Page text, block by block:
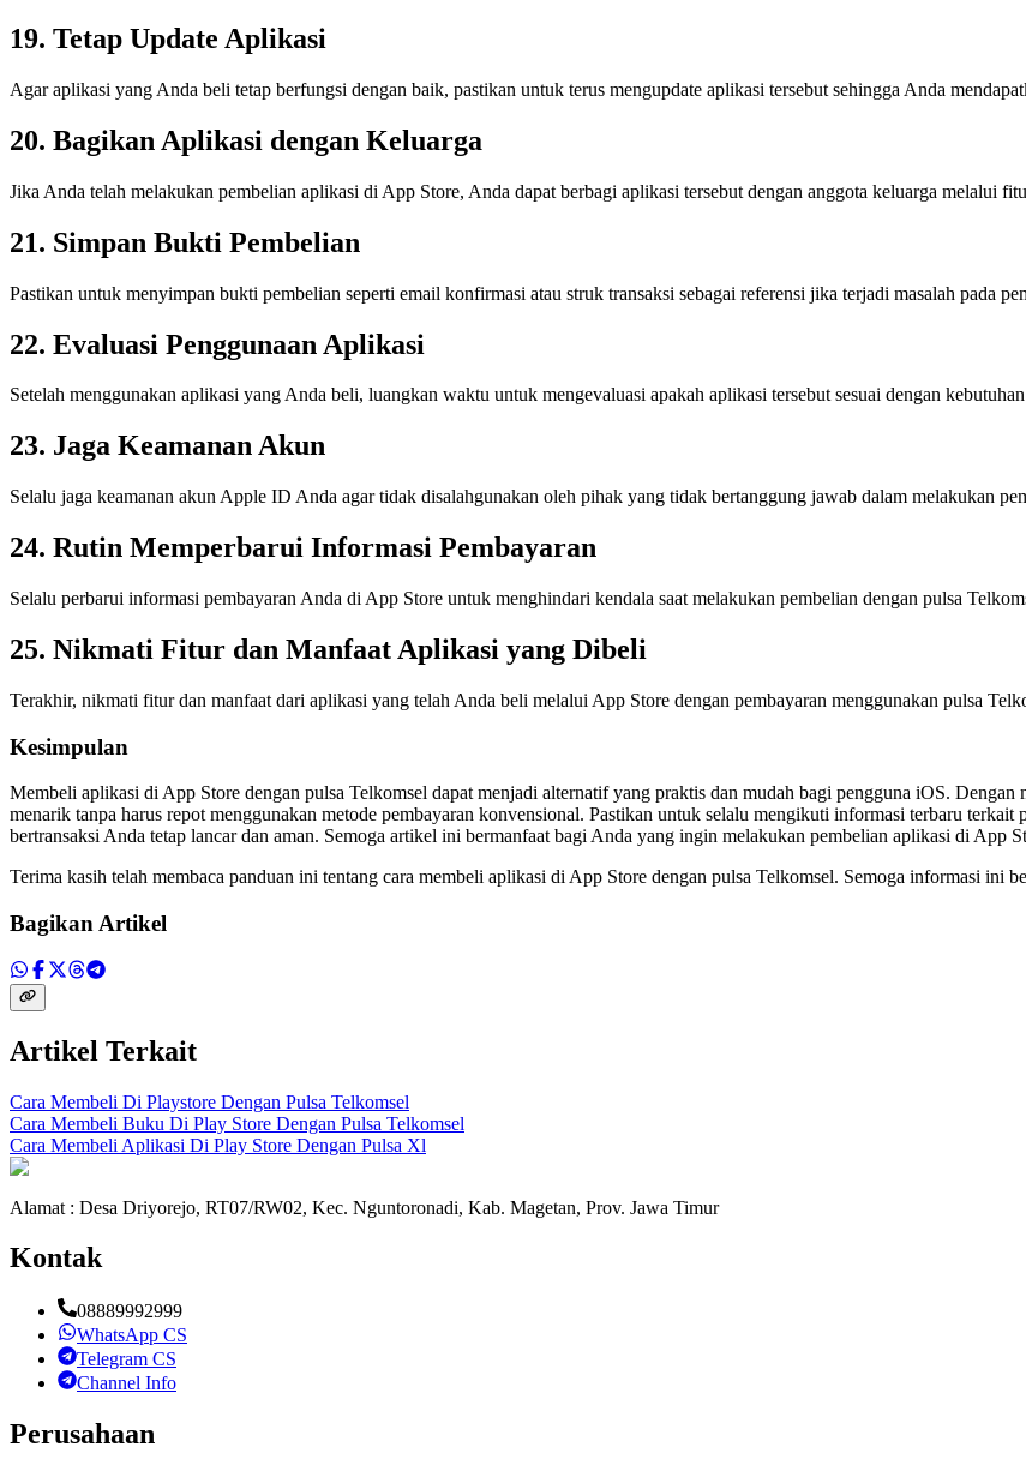
19. Tetap Update Aplikasi
Agar aplikasi yang Anda beli tetap berfungsi dengan baik, pastikan untuk terus mengupdate aplikasi tersebut sehingga Anda
20. Bagikan Aplikasi dengan Keluarga
Jika Anda telah melakukan pembelian aplikasi di App Store, Anda dapat berbagi aplikasi tersebut dengan anggota keluarga melalui
21. Simpan Bukti Pembelian
Pastikan untuk menyimpan bukti pembelian seperti email konfirmasi atau struk transaksi sebagai referensi jika terjadi masalah pada
22. Evaluasi Penggunaan Aplikasi
Setelah menggunakan aplikasi yang Anda beli, luangkan waktu untuk mengevaluasi apakah aplikasi tersebut sesuai dengan
23. Jaga Keamanan Akun
Selalu jaga keamanan akun Apple ID Anda agar tidak disalahgunakan oleh pihak yang tidak bertanggung jawab dalam melakukan
24. Rutin Memperbarui Informasi Pembayaran
Selalu perbarui informasi pembayaran Anda di App Store untuk menghindari kendala saat melakukan pembelian dengan pulsa
25. Nikmati Fitur dan Manfaat Aplikasi yang Dibeli
Terakhir, nikmati fitur dan manfaat dari aplikasi yang telah Anda beli melalui App Store dengan pembayaran menggunakan pulsa
Kesimpulan
Membeli aplikasi di App Store dengan pulsa Telkomsel dapat menjadi alternatif yang praktis dan mudah bagi pengguna iOS.
menarik tanpa harus repot menggunakan metode pembayaran konvensional. Pastikan untuk selalu mengikuti informasi terbaru
bertransaksi Anda tetap lancar dan aman. Semoga artikel ini bermanfaat bagi Anda yang ingin melakukan pembelian aplikasi di App
Terima kasih telah membaca panduan ini tentang cara membeli aplikasi di App Store dengan pulsa Telkomsel. Semoga informasi ini
Bagikan Artikel
Artikel Terkait
Cara Membeli Di Playstore Dengan Pulsa Telkomsel
Cara Membeli Buku Di Play Store Dengan Pulsa Telkomsel
Cara Membeli Aplikasi Di Play Store Dengan Pulsa Xl
Alamat : Desa Driyorejo, RT07/RW02, Kec. Nguntoronadi, Kab. Magetan, Prov. Jawa Timur
Kontak
08889992999
WhatsApp CS
Telegram CS
Channel Info
Perusahaan